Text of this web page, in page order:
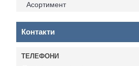
Асортимент
Контакти